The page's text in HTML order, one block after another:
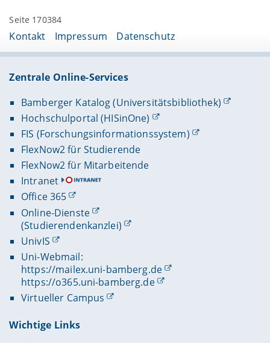
Seite 170384
Kontakt Impressum Datenschutz
Zentrale Online-Services
Bamberger Katalog (Universitätsbibliothek)
Hochschulportal (HISinOne)
FIS (Forschungsinformationssystem)
FlexNow2 für Studierende
FlexNow2 für Mitarbeitende
Intranet
Office 365
Online-Dienste
(Studierendenkanzlei)
UnivIS
Uni-Webmail:
https://mailex.uni-bamberg.de
https://o365.uni-bamberg.de
Virtueller Campus
Wichtige Links